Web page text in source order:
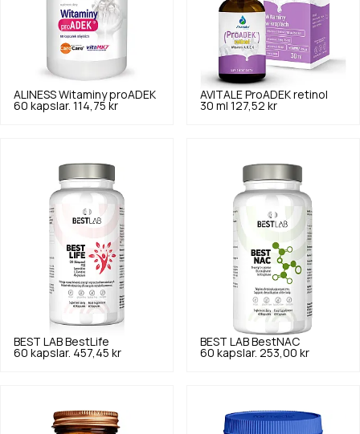
ALINESS Witaminy proADEK
60 kapslar. 114,75 kr
AVITALE ProADEK retinol
30 ml 127,52 kr
BEST LAB BestLife
60 kapslar. 457,45 kr
BEST LAB BestNAC
60 kapslar. 253,00 kr